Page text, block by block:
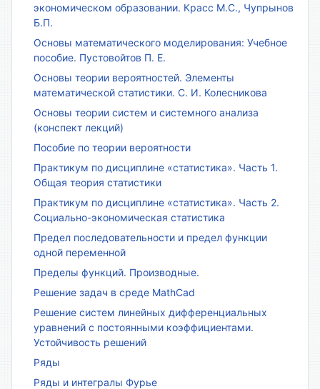
экономическом образовании. Красс М.С., Чупрынов
Б.П.
Основы математического моделирования: Учебное
пособие. Пустовойтов П. Е.
Основы теории вероятностей. Элементы
математической статистики. С. И. Колесникова
Основы теории систем и системного анализа
(конспект лекций)
Пособие по теории вероятности
Практикум по дисциплине «статистика». Часть 1.
Общая теория статистики
Практикум по дисциплине «статистика». Часть 2.
Социально-экономическая статистика
Предел последовательности и предел функции
одной переменной
Пределы функций. Производные.
Решение задач в среде MathCad
Решение систем линейных дифференциальных
уравнений с постоянными коэффициентами.
Устойчивость решений
Ряды
Ряды и интегралы Фурье